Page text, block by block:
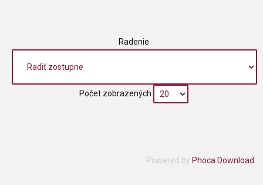
Radenie
Počet zobrazených
Powered by Phoca Download